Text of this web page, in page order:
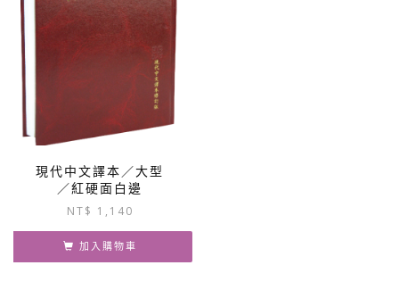
現代中文譯本／大型
／紅硬面白邊
NT$ 1,140
加入購物車